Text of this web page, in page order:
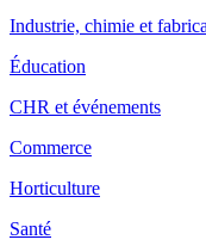
Industrie, chimie et
Éducation
CHR et événements
Commerce
Horticulture
Santé